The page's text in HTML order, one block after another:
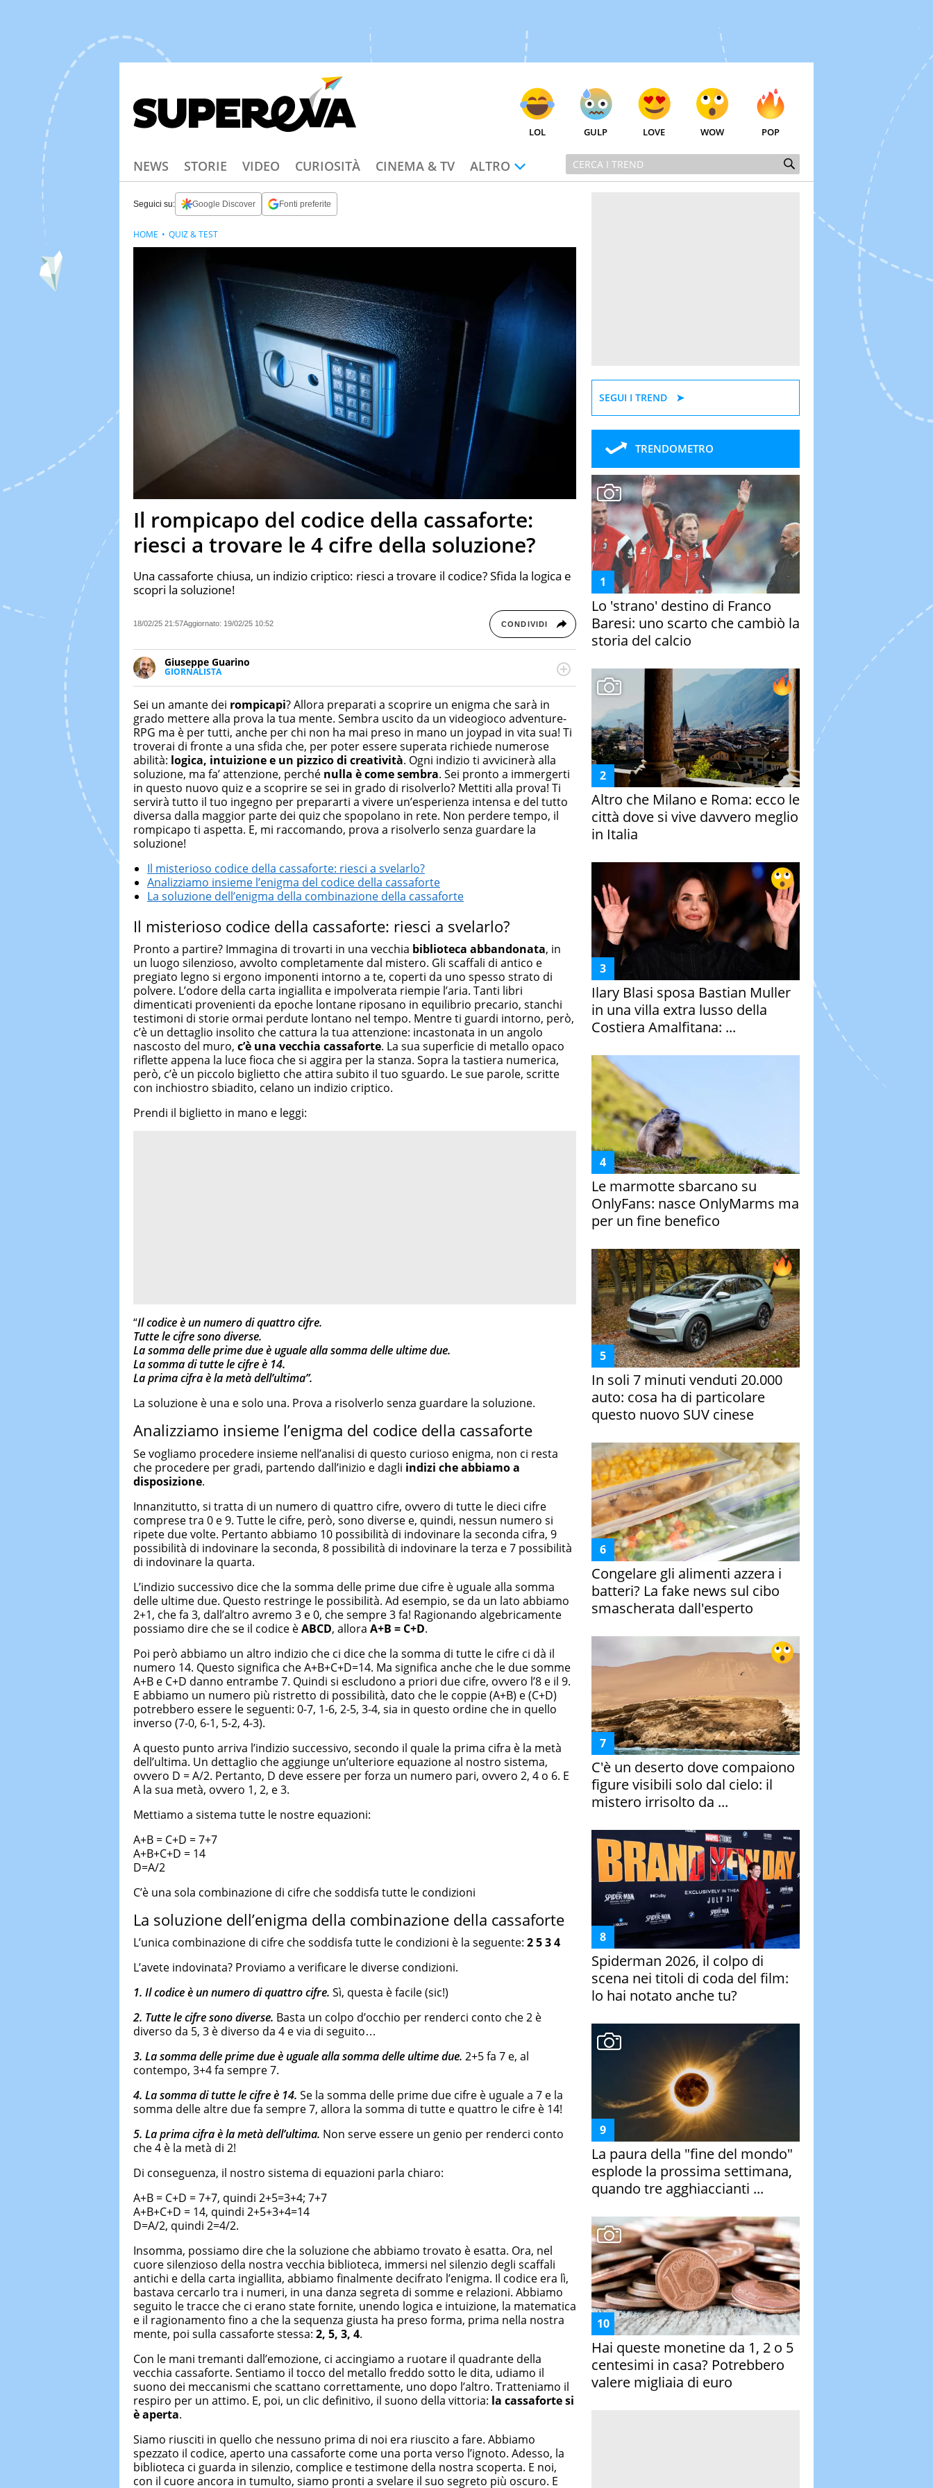
LOL GULP LOVE WOW POP
NEWS STORIE VIDEO CURIOSITÀ CINEMA & TV ALTRO
Seguici su: Google Discover Fonti preferite
Il rompicapo del codice della cassaforte:
riesci a trovare le 4 cifre della soluzione?
Una cassaforte chiusa, un indizio criptico: riesci a trovare il codice? Sfida la logica e
scopri la soluzione!
18/02/25 21:57Aggiornato: 19/02/25 10:52 CONDIVIDI
Giuseppe Guarino
GIORNALISTA
Ph(D) in Diritto Comparato e processi di integrazione e attivo nel campo della ricerca, in
numerose testate ed è presidente dell'Associazione Culturale "La Biblioteca del Sannio".
HOME QUIZ & TEST
Sei un amante dei rompicapi? Allora preparati a scoprire un enigma che sarà in
grado mettere alla prova la tua mente. Sembra uscito da un videogioco adventure-
RPG ma è per tutti, anche per chi non ha mai preso in mano un joypad in vita sua! Ti
troverai di fronte a una sfida che, per poter essere superata richiede numerose
abilità: logica, intuizione e un pizzico di creatività. Ogni indizio ti avvicinerà alla
soluzione, ma fa’ attenzione, perché nulla è come sembra. Sei pronto a immergerti
in questo nuovo quiz e a scoprire se sei in grado di risolverlo? Mettiti alla prova! Ti
servirà tutto il tuo ingegno per prepararti a vivere un’esperienza intensa e del tutto
diversa dalla maggior parte dei quiz che spopolano in rete. Non perdere tempo, il
rompicapo ti aspetta. E, mi raccomando, prova a risolverlo senza guardare la
soluzione!
Il misterioso codice della cassaforte: riesci a svelarlo?
Analizziamo insieme l’enigma del codice della cassaforte
La soluzione dell’enigma della combinazione della cassaforte
Il misterioso codice della cassaforte: riesci a svelarlo?
Pronto a partire? Immagina di trovarti in una vecchia biblioteca abbandonata, in
un luogo silenzioso, avvolto completamente dal mistero. Gli scaffali di antico e
pregiato legno si ergono imponenti intorno a te, coperti da uno spesso strato di
polvere. L’odore della carta ingiallita e impolverata riempie l’aria. Tanti libri
dimenticati provenienti da epoche lontane riposano in equilibrio precario, stanchi
testimoni di storie ormai perdute lontano nel tempo. Mentre ti guardi intorno, però,
c’è un dettaglio insolito che cattura la tua attenzione: incastonata in un angolo
nascosto del muro, c’è una vecchia cassaforte. La sua superficie di metallo opaco
riflette appena la luce fioca che si aggira per la stanza. Sopra la tastiera numerica,
però, c’è un piccolo biglietto che attira subito il tuo sguardo. Le sue parole, scritte
con inchiostro sbiadito, celano un indizio criptico.
Prendi il biglietto in mano e leggi:
“Il codice è un numero di quattro cifre.
Tutte le cifre sono diverse.
La somma delle prime due è uguale alla somma delle ultime due.
La somma di tutte le cifre è 14.
La prima cifra è la metà dell’ultima”.
La soluzione è una e solo una. Prova a risolverlo senza guardare la soluzione.
Analizziamo insieme l’enigma del codice della cassaforte
Se vogliamo procedere insieme nell’analisi di questo curioso enigma, non ci resta
che procedere per gradi, partendo dall’inizio e dagli indizi che abbiamo a
disposizione.
Innanzitutto, si tratta di un numero di quattro cifre, ovvero di tutte le dieci cifre
comprese tra 0 e 9. Tutte le cifre, però, sono diverse e, quindi, nessun numero si
ripete due volte. Pertanto abbiamo 10 possibilità di indovinare la seconda cifra, 9
possibilità di indovinare la seconda, 8 possibilità di indovinare la terza e 7 possibilità
di indovinare la quarta.
L’indizio successivo dice che la somma delle prime due cifre è uguale alla somma
delle ultime due. Questo restringe le possibilità. Ad esempio, se da un lato abbiamo
2+1, che fa 3, dall’altro avremo 3 e 0, che sempre 3 fa! Ragionando algebricamente
possiamo dire che se il codice èABCD, allora A+B = C+D.
Poi però abbiamo un altro indizio che ci dice che la somma di tutte le cifre ci dà il
numero 14. Questo significa che A+B+C+D=14. Ma significa anche che le due somme
A+B e C+D danno entrambe 7. Quindi si escludono a priori due cifre, ovvero l’8 e il 9.
E abbiamo un numero più ristretto di possibilità, dato che le coppie (A+B) e (C+D)
potrebbero essere le seguenti: 0-7, 1-6, 2-5, 3-4, sia in questo ordine che in quello
inverso (7-0, 6-1, 5-2, 4-3).
A questo punto arriva l’indizio successivo, secondo il quale la prima cifra è la metà
dell’ultima. Un dettaglio che aggiunge un’ulteriore equazione al nostro sistema,
ovvero D = A/2. Pertanto, D deve essere per forza un numero pari, ovvero 2, 4 o 6. E
A la sua metà, ovvero 1, 2, e 3.
Mettiamo a sistema tutte le nostre equazioni:
A+B = C+D = 7+7
A+B+C+D = 14
D=A/2
C’è una sola combinazione di cifre che soddisfa tutte le condizioni
La soluzione dell’enigma della combinazione della cassaforte
L’unica combinazione di cifre che soddisfa tutte le condizioni è la seguente: 2 5 3 4
L’avete indovinata? Proviamo a verificare le diverse condizioni.
1. Il codice è un numero di quattro cifre. Sì, questa è facile (sic!)
2. Tutte le cifre sono diverse. Basta un colpo d’occhio per renderci conto che 2 è
diverso da 5, 3 è diverso da 4 e via di seguito…
3. La somma delle prime due è uguale alla somma delle ultime due. 2+5 fa 7 e, al
contempo, 3+4 fa sempre 7.
4. La somma di tutte le cifre è 14. Se la somma delle prime due cifre è uguale a 7 e la
somma delle altre due fa sempre 7, allora la somma di tutte e quattro le cifre è 14!
5. La prima cifra è la metà dell’ultima. Non serve essere un genio per renderci conto
che 4 è la metà di 2!
Di conseguenza, il nostro sistema di equazioni parla chiaro:
A+B = C+D = 7+7, quindi 2+5=3+4; 7+7
A+B+C+D = 14, quindi 2+5+3+4=14
D=A/2, quindi 2=4/2.
Insomma, possiamo dire che la soluzione che abbiamo trovato è esatta. Ora, nel
cuore silenzioso della nostra vecchia biblioteca, immersi nel silenzio degli scaffali
antichi e della carta ingiallita, abbiamo finalmente decifrato l’enigma. Il codice era lì,
bastava cercarlo tra i numeri, in una danza segreta di somme e relazioni. Abbiamo
seguito le tracce che ci erano state fornite, unendo logica e intuizione, la matematica
e il ragionamento fino a che la sequenza giusta ha preso forma, prima nella nostra
mente, poi sulla cassaforte stessa: 2, 5, 3, 4.
Con le mani tremanti dall’emozione, ci accingiamo a ruotare il quadrante della
vecchia cassaforte. Sentiamo il tocco del metallo freddo sotto le dita, udiamo il
suono dei meccanismi che scattano correttamente, uno dopo l’altro. Tratteniamo il
respiro per un attimo. E, poi, un clic definitivo, il suono della vittoria: la cassaforte si
è aperta.
Siamo riusciti in quello che nessuno prima di noi era riuscito a fare. Abbiamo
spezzato il codice, aperto una cassaforte come una porta verso l’ignoto. Adesso, la
biblioteca ci guarda in silenzio, complice e testimone della nostra scoperta. E noi,
con il cuore ancora in tumulto, siamo pronti a svelare il suo segreto più oscuro. E
SEGUI I TREND
TRENDOMETRO
Lo 'strano' destino di Franco
Baresi: uno scarto che cambiò la
storia del calcio
Altro che Milano e Roma: ecco le
città dove si vive davvero meglio
in Italia
Ilary Blasi sposa Bastian Muller
in una villa extra lusso della
Costiera Amalfitana: ...
Le marmotte sbarcano su
OnlyFans: nasce OnlyMarms ma
per un fine benefico
In soli 7 minuti venduti 20.000
auto: cosa ha di particolare
questo nuovo SUV cinese
Congelare gli alimenti azzera i
batteri? La fake news sul cibo
smascherata dall'esperto
C'è un deserto dove compaiono
figure visibili solo dal cielo: il
mistero irrisolto da ...
Spiderman 2026, il colpo di
scena nei titoli di coda del film:
lo hai notato anche tu?
La paura della "fine del mondo"
esplode la prossima settimana,
quando tre agghiaccianti ...
Hai queste monetine da 1, 2 o 5
centesimi in casa? Potrebbero
valere migliaia di euro